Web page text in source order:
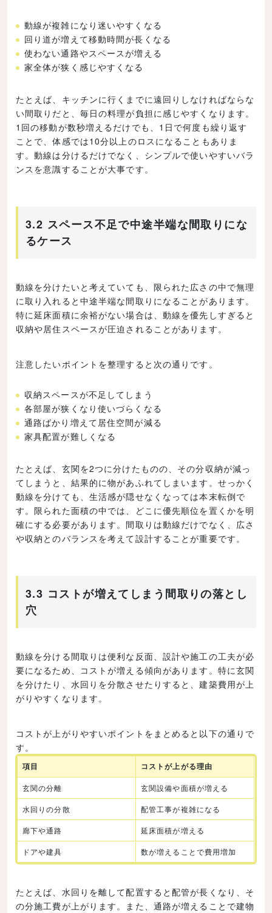
動線が複雑になり迷いやすくなる
回り道が増えて移動時間が長くなる
使わない通路やスペースが増える
家全体が狭く感じやすくなる
たとえば、キッチンに行くまでに遠回りしなければならな
い間取りだと、毎日の料理が負担に感じやすくなります。
1回の移動が数秒増えるだけでも、1日で何度も繰り返す
ことで、体感では10分以上のロスになることもありま
す。動線は分けるだけでなく、シンプルで使いやすいバラ
ンスを意識することが大事です。
3.2 スペース不足で中途半端な間取りにな
るケース
動線を分けたいと考えていても、限られた広さの中で無理
に取り入れると中途半端な間取りになることがあります。
特に延床面積に余裕がない場合は、動線を優先しすぎると
収納や居住スペースが圧迫されることがあります。
注意したいポイントを整理すると次の通りです。
収納スペースが不足してしまう
各部屋が狭くなり使いづらくなる
通路ばかり増えて居住空間が減る
家具配置が難しくなる
たとえば、玄関を2つに分けたものの、その分収納が減っ
てしまうと、結果的に物があふれてしまいます。せっかく
動線を分けても、生活感が隠せなくなっては本末転倒で
す。限られた面積の中では、どこに優先順位を置くかを明
確にする必要があります。間取りは動線だけでなく、広さ
や収納とのバランスを考えて設計することが重要です。
3.3 コストが増えてしまう間取りの落とし
穴
動線を分ける間取りは便利な反面、設計や施工の工夫が必
要になるため、コストが増える傾向があります。特に玄関
を分けたり、水回りを分散させたりすると、建築費用が上
がりやすくなります。
コストが上がりやすいポイントをまとめると以下の通りで
す。
項目 コストが上がる理由
玄関の分離 玄関設備や面積が増える
水回りの分散 配管工事が複雑になる
廊下や通路 延床面積が増える
ドアや建具 数が増えることで費用増加
たとえば、水回りを離して配置すると配管が長くなり、そ
の分施工費が上がります。また、通路が増えることで建物